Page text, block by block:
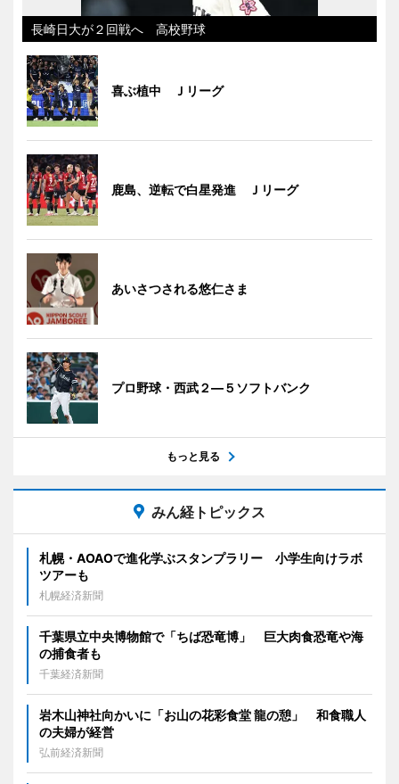
長崎日大が２回戦へ 高校野球
喜ぶ植中 Ｊリーグ
鹿島、逆転で白星発進 Ｊリーグ
あいさつされる悠仁さま
プロ野球・西武２―５ソフトバンク
もっと見る
みん経トピックス
札幌・AOAOで進化学ぶスタンプラリー 小学生向けラボ
ツアーも
札幌経済新聞
千葉県立中央博物館で「ちば恐竜博」 巨大肉食恐竜や海
の捕食者も
千葉経済新聞
岩木山神社向かいに「お山の花彩食堂 龍の憩」 和食職人
の夫婦が経営
弘前経済新聞